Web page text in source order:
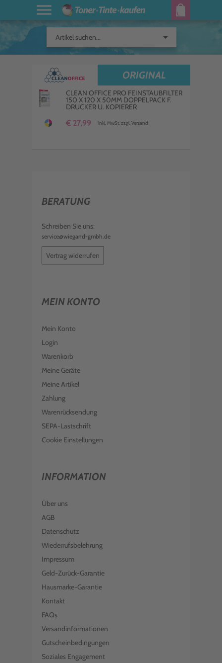
Artikel suchen... arrow_drop_down
ORIGINAL
CLEAN OFFICE PRO FEINSTAUBFILTER
150 X 120 X 50MM DOPPELPACK F.
DRUCKER U. KOPIERER
€ 27,99 inkl. MwSt. zzgl. Versand
BERATUNG
Schreiben Sie uns:
service@wiegand-gmbh.de
Vertrag widerrufen
MEIN KONTO
Mein Konto
Login
Warenkorb
Meine Geräte
Meine Artikel
Zahlung
Warenrücksendung
SEPA-Lastschrift
Cookie Einstellungen
INFORMATION
Über uns
AGB
Datenschutz
Wiederrufsbelehrung
Impressum
Geld-Zurück-Garantie
Hausmarke-Garantie
Kontakt
FAQs
Versandinformationen
Gutscheinbedingungen
Soziales Engagement